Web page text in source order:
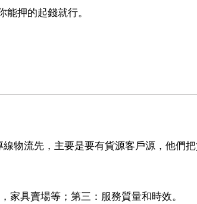
押的起錢就行。
物流先，主要是要有貨源客戶源，他們
家具賣場等；第三：服務質量和時效。